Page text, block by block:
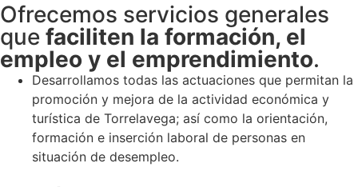
Ofrecemos servicios generales
que faciliten la formación, el
empleo y el emprendimiento.
Desarrollamos todas las actuaciones que permitan la
promoción y mejora de la actividad económica y
turística de Torrelavega; así como la orientación,
formación e inserción laboral de personas en
situación de desempleo.